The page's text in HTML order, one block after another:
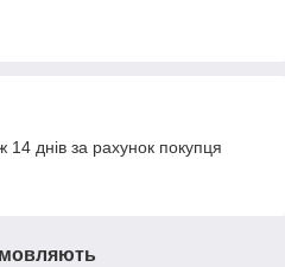
днів за рахунок покупця